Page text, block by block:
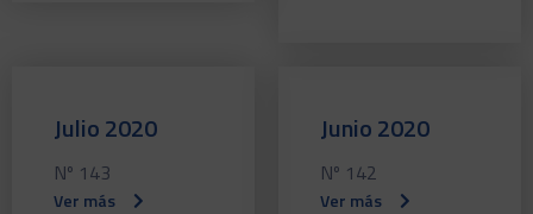
Julio 2020
Nº 143
Ver más
Junio 2020
Nº 142
Ver más